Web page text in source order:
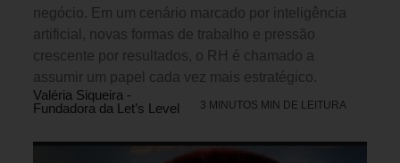
negócio. Em um cenário marcado por inteligência
artificial, novas formas de trabalho e pressão
crescente por resultados, o RH é chamado a
assumir um papel cada vez mais estratégico.
Valéria Siqueira -
Fundadora da Let’s Level
3 MINUTOS MIN DE LEITURA